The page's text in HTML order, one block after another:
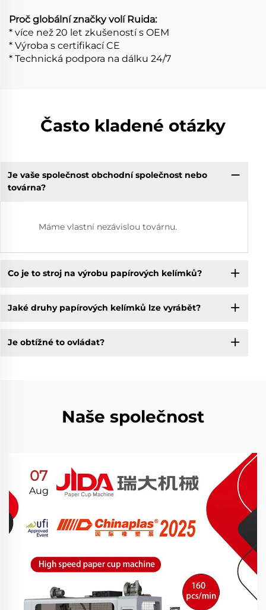
Proč globální značky volí Ruida:
* více než 20 let zkušeností s OEM
* Výroba s certifikací CE
* Technická podpora na dálku 24/7
Často kladené otázky
Je vaše společnost obchodní společnost nebo
továrna?
Máme vlastní nezávislou továrnu.
Co je to stroj na výrobu papírových kelímků?
Jaké druhy papírových kelímků lze vyrábět?
Je obtížné to ovládat?
Naše společnost
07
Aug